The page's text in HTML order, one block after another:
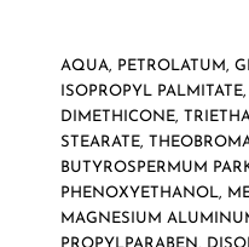
AQUA, PETROLATUM,
ISOPROPYL
DIMETHICONE,
STEARATE,
BUTYROSPERMUM
PHENOXYETHANOL,
MAGNESIUM
PROPYLPARABEN,